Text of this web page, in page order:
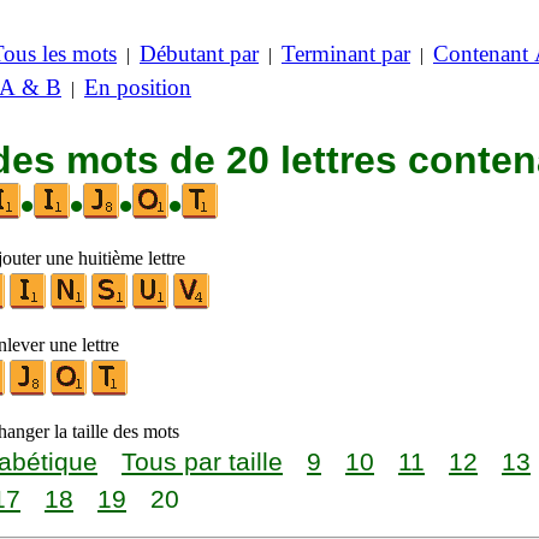
les mots | Débutant par| Terminant par| Contenant
& B | En position
mots de 20 lettres
•
• • •
une huitième lettre
une lettre
la taille des mots
Tous par taille 9 10 11 12 13
18 19 20